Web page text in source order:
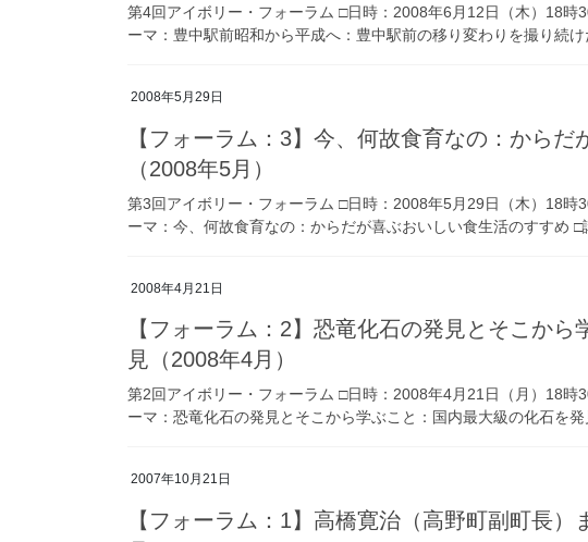
第4回アイボリー・フォーラム □日時：2008年6月12日（木）18
ーマ：豊中駅前昭和から平成へ：豊中駅前の移り変わりを撮り続
2008年5月29日
【フォーラム：3】今、何故食育なの：から
（2008年5月）
第3回アイボリー・フォーラム □日時：2008年5月29日（木）18
ーマ：今、何故食育なの：からだが喜ぶおいしい食生活のすすめ
2008年4月21日
【フォーラム：2】恐竜化石の発見とそこか
見（2008年4月）
第2回アイボリー・フォーラム □日時：2008年4月21日（月）18
ーマ：恐竜化石の発見とそこから学ぶこと：国内最大級の化石を
2007年10月21日
【フォーラム：1】高橋寛治（高野町副町長